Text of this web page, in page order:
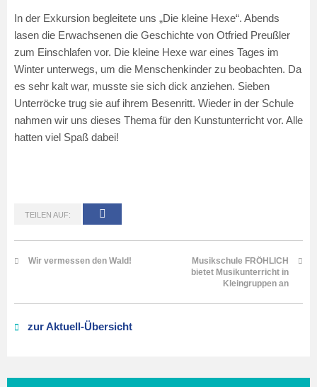
In der Exkursion begleitete uns „Die kleine Hexe“. Abends
lasen die Erwachsenen die Geschichte von Otfried Preußler
zum Einschlafen vor. Die kleine Hexe war eines Tages im
Winter unterwegs, um die Menschenkinder zu beobachten. Da
es sehr kalt war, musste sie sich dick anziehen. Sieben
Unterröcke trug sie auf ihrem Besenritt. Wieder in der Schule
nahmen wir uns dieses Thema für den Kunstunterricht vor. Alle
hatten viel Spaß dabei!
TEILEN AUF:
Wir vermessen den Wald!
Musikschule FRÖHLICH
bietet Musikunterricht in
Kleingruppen an
zur Aktuell-Übersicht